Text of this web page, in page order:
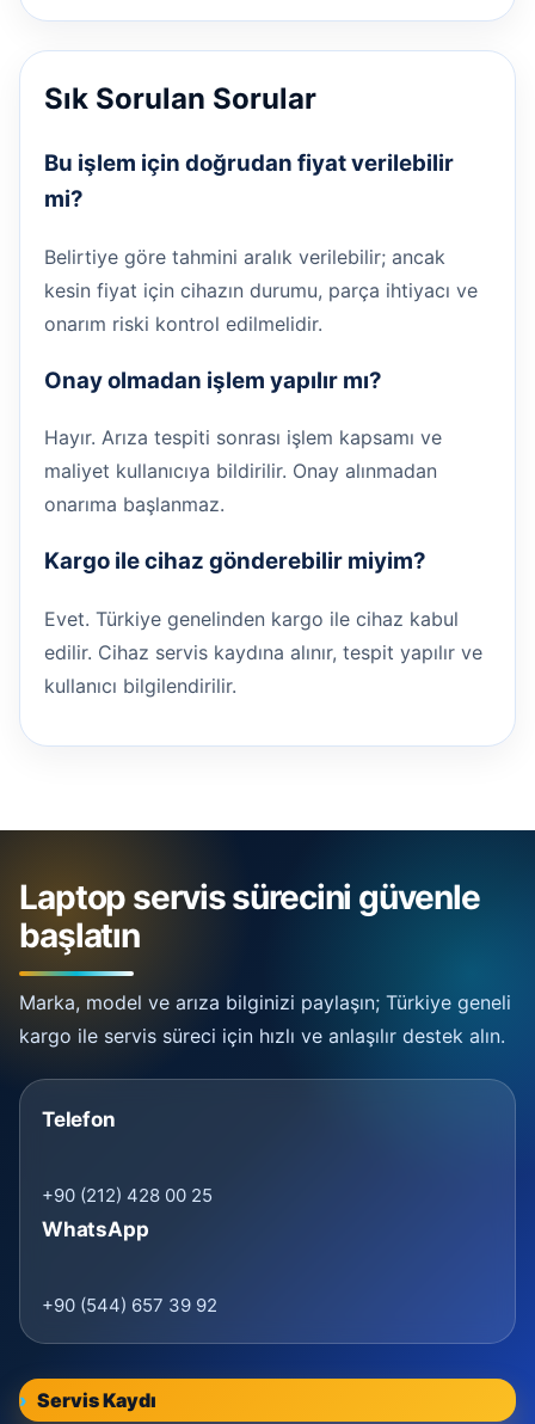
Sık Sorulan Sorular
Bu işlem için doğrudan fiyat verilebilir
mi?
Belirtiye göre tahmini aralık verilebilir; ancak
kesin fiyat için cihazın durumu, parça ihtiyacı ve
onarım riski kontrol edilmelidir.
Onay olmadan işlem yapılır mı?
Hayır. Arıza tespiti sonrası işlem kapsamı ve
maliyet kullanıcıya bildirilir. Onay alınmadan
onarıma başlanmaz.
Kargo ile cihaz gönderebilir miyim?
Evet. Türkiye genelinden kargo ile cihaz kabul
edilir. Cihaz servis kaydına alınır, tespit yapılır ve
kullanıcı bilgilendirilir.
Laptop servis sürecini güvenle
başlatın
Marka, model ve arıza bilginizi paylaşın; Türkiye geneli
kargo ile servis süreci için hızlı ve anlaşılır destek alın.
Telefon
+90 (212) 428 00 25
WhatsApp
+90 (544) 657 39 92
Servis Kaydı